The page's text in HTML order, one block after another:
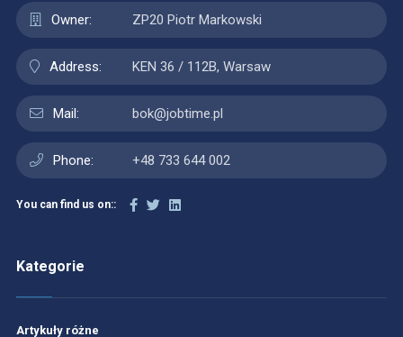
Owner: ZP20 Piotr Markowski
Address: KEN 36 / 112B, Warsaw
Mail: bok@jobtime.pl
Phone: +48 733 644 002
You can find us on::
Kategorie
Artykuły różne